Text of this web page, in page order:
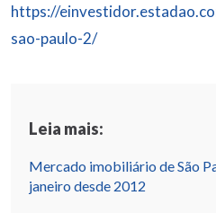
https://
sao-paulo-2/
Leia mais:
Mercado imobiliário de São
janeiro desde 2012